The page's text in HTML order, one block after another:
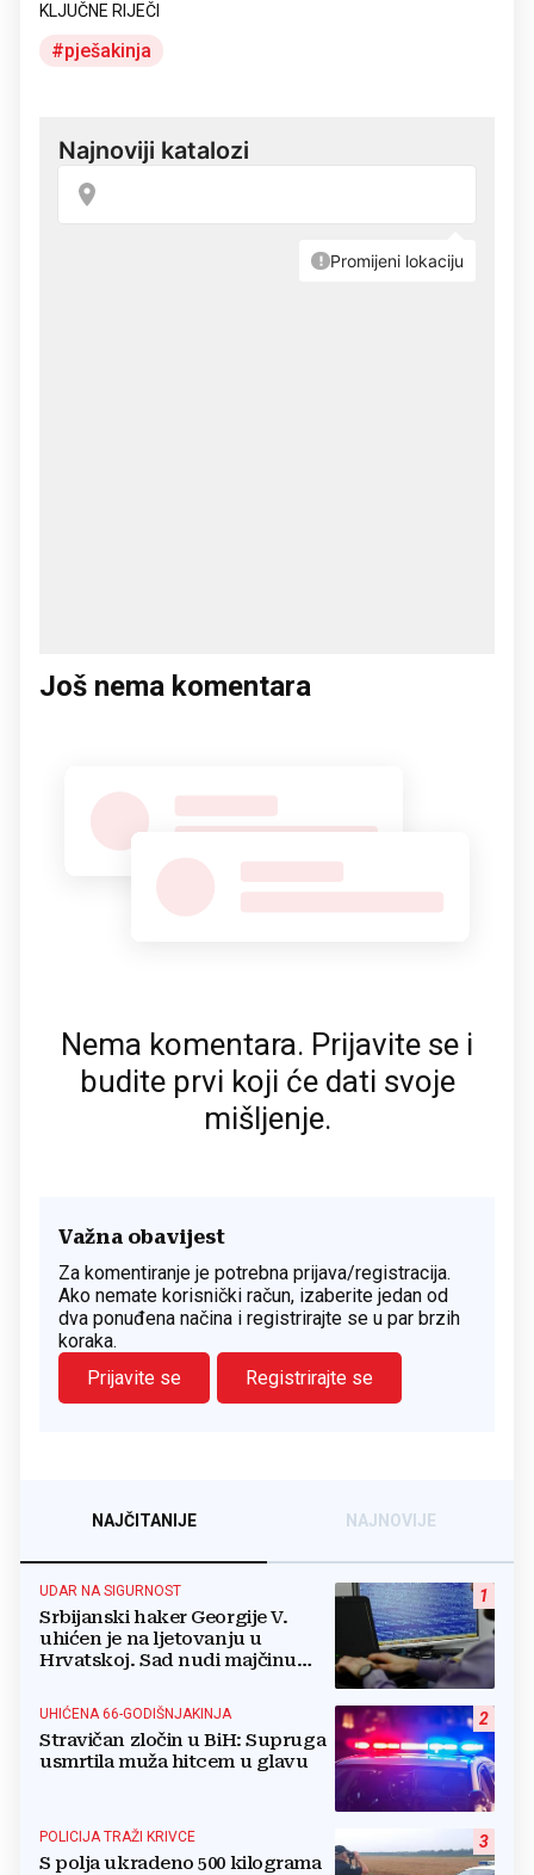
KLJUČNE RIJEČI
pješakinja
Još nema komentara
Nema komentara. Prijavite se i
budite prvi koji će dati svoje
mišljenje.
Važna obavijest
Za komentiranje je potrebna prijava/registracija.
Ako nemate korisnički račun, izaberite jedan od
dva ponuđena načina i registrirajte se u par brzih
koraka.
Prijavite se
Registrirajte se
NAJČITANIJE NAJNOVIJE
1
UDAR NA SIGURNOST
Srbijanski haker Georgije V.
uhićen je na ljetovanju u
Hrvatskoj. Sad nudi majčinu
2
UHIĆENA 66-GODIŠNJAKINJA
Stravičan zločin u BiH: Supruga
usmrtila muža hitcem u glavu
3
POLICIJA TRAŽI KRIVCE
S polja ukradeno 500 kilograma